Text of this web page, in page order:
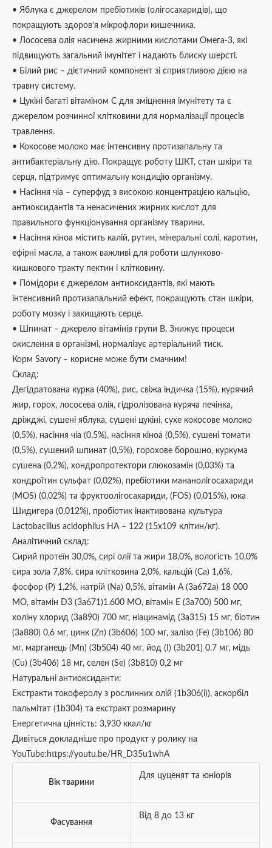
• Яблука є джерелом пребіотиків (олігосахаридів), що
покращують здоров’я мікрофлори кишечника.
• Лососева олія насичена жирними кислотами Омега-3, які
підвищують загальний імунітет і надають блиску шерсті.
• Білий рис – дієтичний компонент зі сприятливою дією на
травну систему.
• Цукіні багаті вітаміном С для зміцнення імунітету та є
джерелом розчинної клітковини для нормалізації процесів
травлення.
• Кокосове молоко має інтенсивну протизапальну та
антибактеріальну дію. Покращує роботу ШКТ, стан шкіри та
серця, підтримує оптимальну кондицію організму.
• Насіння чіа – суперфуд з високою концентрацією кальцію,
антиоксидантів та ненасичених жирних кислот для
правильного функціонування організму тварини.
• Насіння кіноа містить калій, рутин, мінеральні солі, каротин,
ефірні масла, а також важливі для роботи шлунково-
кишкового тракту пектин і клітковину.
• Помідори є джерелом антиоксидантів, які мають
інтенсивний протизапальний ефект, покращують стан шкіри,
роботу мозку і захищають серце.
• Шпинат – джерело вітамінів групи В. Знижує процеси
окислення в організмі, нормалізує артеріальний тиск.
Корм Savory – корисне може бути смачним!
Склад:
Дегідратована курка (40%), рис, свіжа індичка (15%), курячий
жир, горох, лососева олія, гідролізована куряча печінка,
дріжджі, сушені яблука, сушені цукіні, сухе кокосове молоко
(0,5%), насіння чіа (0,5%), насіння кіноа (0,5%), сушені томати
(0,5%), сушений шпинат (0,5%), горохове борошно, куркума
сушена (0,2%), хондропротектори глюкозамін (0,03%) та
хондроїтин сульфат (0,02%), пребіотики мананолігосахариди
(MOS) (0,02%) та фруктоолігосахариди, (FOS) (0,015%), юка
Шидигера (0,012%), пробіотик інактивована культура
Lactobacillus acidophilus НА – 122 (15х109 клітин/кг).
Аналітичний склад:
Сирий протеїн 30,0%, сирі олії та жири 18,0%, вологість 10,0%
сира зола 7,8%, сира клітковина 2,0%, кальцій (Ca) 1,6%,
фосфор (P) 1,2%, натрій (Na) 0,5%, вітамін А (3a672a) 18 000
МО, вітамін D3 (3a671)1.600 МО, вітамін Е (3a700) 500 мг,
холіну хлорид (3a890) 700 мг, ніацинамід (3a315) 15 мг, біотин
(3a880) 0,6 мг, цинк (Zn) (3b606) 100 мг, залізо (Fe) (3b106) 80
мг, марганець (Mn) (3b504) 40 мг, йод (I) (3b201) 0,7 мг, мідь
(Cu) (3b406) 18 мг, селен (Se) (3b810) 0,2 мг
Натуральні антиоксиданти:
Екстракти токоферолу з рослинних олій (1b306(i)), аскорбіл
пальмітат (1b304) та екстракт розмарину
Енергетична цінність: 3,930 ккал/кг
Дивіться докладніше про продукт у ролику на
YouTube:https://youtu.be/HR_D35u1whA
Вік тварини
Для цуценят та юніорів
Фасування
Від 8 до 13 кг